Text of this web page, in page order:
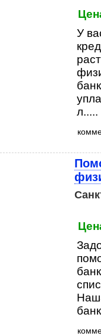
У
л.....